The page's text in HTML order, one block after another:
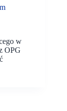
w
OPG